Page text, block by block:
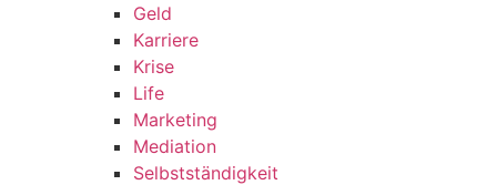
Geld
Karriere
Krise
Life
Marketing
Mediation
Selbstständigkeit